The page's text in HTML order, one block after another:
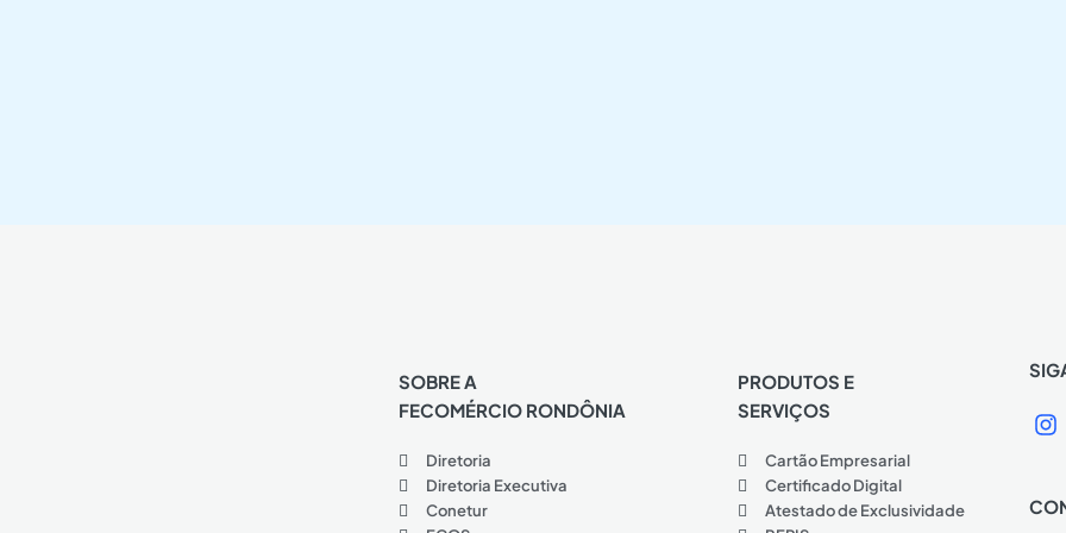
SOBRE A
FECOMÉRCIO RONDÔNIA
Diretoria
Diretoria Executiva
Conetur
PRODUTOS E
SERVIÇOS
Cartão Empresarial
Certificado Digital
Atestado de Exclusividade
I
n
a